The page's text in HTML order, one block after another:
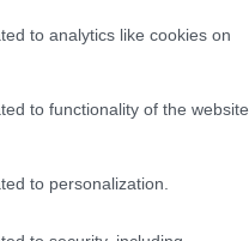
to analytics like cookies on
to functionality of the website
to personalization.
του άνδρα,